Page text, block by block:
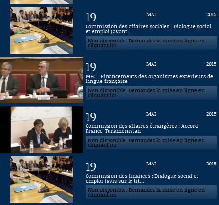
19 MAI
2015
Commission des affaires sociales : Dialogue social
et emploi (avant ...
Non disponible. Demandez la mise en ligne en
cliquant ici.
19 MAI
2015
MEC : Financements des organismes extérieurs de
langue française
Non disponible. Demandez la mise en ligne en
cliquant ici.
19 MAI
2015
Commission des affaires étrangères : Accord
France-Turkménistan
Non disponible. Demandez la mise en ligne en
cliquant ici.
19 MAI
2015
Commission des finances : Dialogue social et
emploi (avis sur le tit...
Non disponible. Demandez la mise en ligne en
cliquant ici.